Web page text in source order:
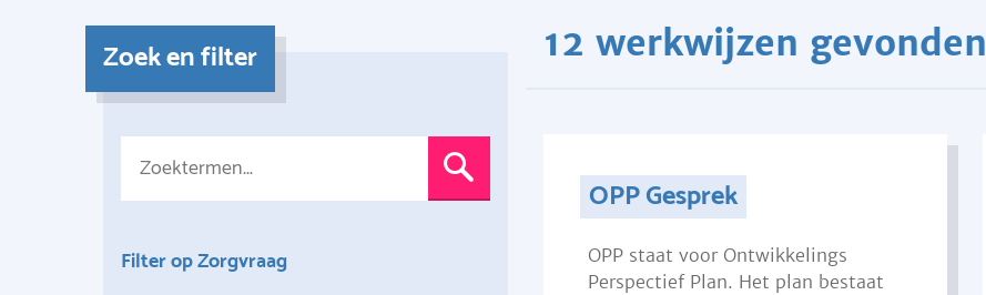
Zoek en filter
Filter op Zorgvraag
12 werkwijzen gevonden
OPP Gesprek
OPP staat voor Ontwikkelings
Perspectief Plan. Het plan bestaat